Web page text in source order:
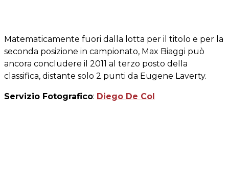
Matematicamente fuori dalla lotta per il titolo e per la
seconda posizione in campionato, Max Biaggi può
ancora concludere il 2011 al terzo posto della
classifica, distante solo 2 punti da Eugene Laverty.
Servizio Fotografico: Diego De Col